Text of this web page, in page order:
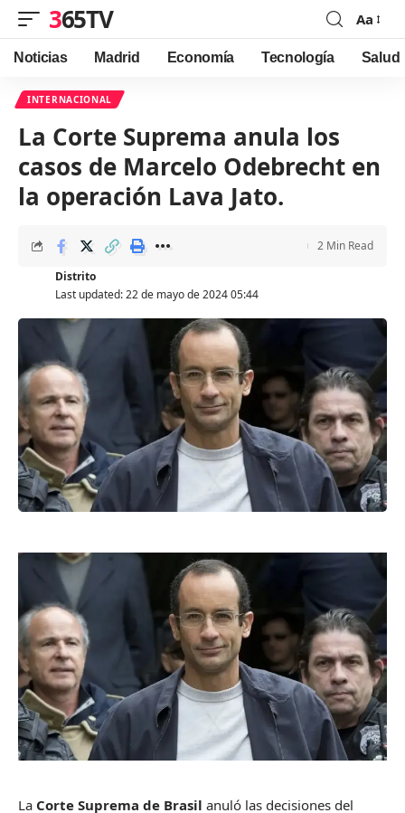
365TV
Font
Resizer
Aa
Noticias Madrid Economía Tecnología Salud
INTERNACIONAL
La Corte Suprema anula los
casos de Marcelo Odebrecht en
la operación Lava Jato.
Last updated: 22 de mayo de 2024 05:44
Distrito
2 Min Read
La Corte Suprema de Brasil anuló las decisiones del